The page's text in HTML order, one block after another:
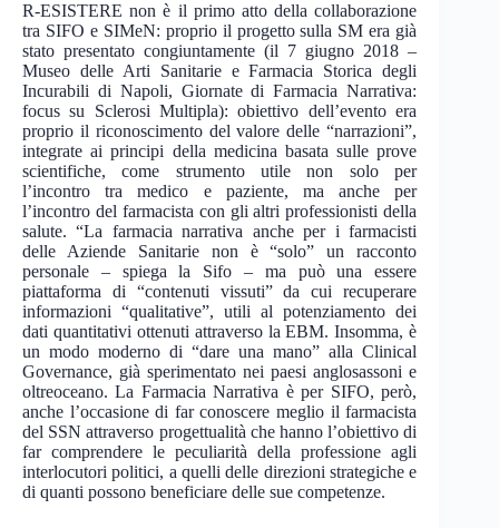
R-ESISTERE non è il primo atto della collaborazione
tra SIFO e SIMeN: proprio il progetto sulla SM era già
stato presentato congiuntamente (il 7 giugno 2018 –
Museo delle Arti Sanitarie e Farmacia Storica degli
Incurabili di Napoli, Giornate di Farmacia Narrativa:
focus su Sclerosi Multipla): obiettivo dell’evento era
proprio il riconoscimento del valore delle “narrazioni”,
integrate ai principi della medicina basata sulle prove
scientifiche, come strumento utile non solo per
l’incontro tra medico e paziente, ma anche per
l’incontro del farmacista con gli altri professionisti della
salute. “La farmacia narrativa anche per i farmacisti
delle Aziende Sanitarie non è “solo” un racconto
personale – spiega la Sifo – ma può una essere
piattaforma di “contenuti vissuti” da cui recuperare
informazioni “qualitative”, utili al potenziamento dei
dati quantitativi ottenuti attraverso la EBM. Insomma, è
un modo moderno di “dare una mano” alla Clinical
Governance, già sperimentato nei paesi anglosassoni e
oltreoceano. La Farmacia Narrativa è per SIFO, però,
anche l’occasione di far conoscere meglio il farmacista
del SSN attraverso progettualità che hanno l’obiettivo di
far comprendere le peculiarità della professione agli
interlocutori politici, a quelli delle direzioni strategiche e
di quanti possono beneficiare delle sue competenze.